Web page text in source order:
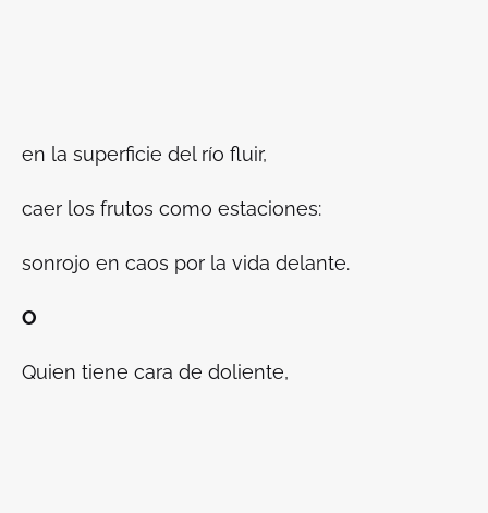
en la superficie del río fluir,
caer los frutos como estaciones:
sonrojo en caos por la vida delante.
O
Quien tiene cara de doliente,